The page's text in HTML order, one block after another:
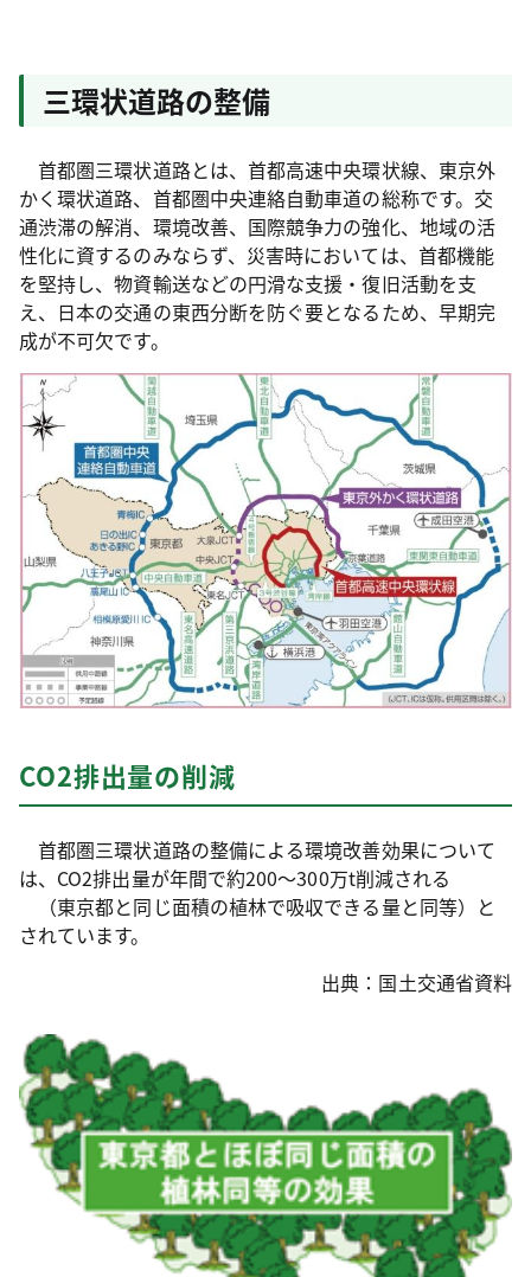
三環状道路の整備
首都圏三環状道路とは、首都高速中央環状線、東京外
かく環状道路、首都圏中央連絡自動車道の総称です。交
通渋滞の解消、環境改善、国際競争力の強化、地域の活
性化に資するのみならず、災害時においては、首都機能
を堅持し、物資輸送などの円滑な支援・復旧活動を支
え、日本の交通の東西分断を防ぐ要となるため、早期完
成が不可欠です。
CO2排出量の削減
首都圏三環状道路の整備による環境改善効果について
は、CO2排出量が年間で約200～300万t削減される
（東京都と同じ面積の植林で吸収できる量と同等）と
されています。
出典：国土交通省資料